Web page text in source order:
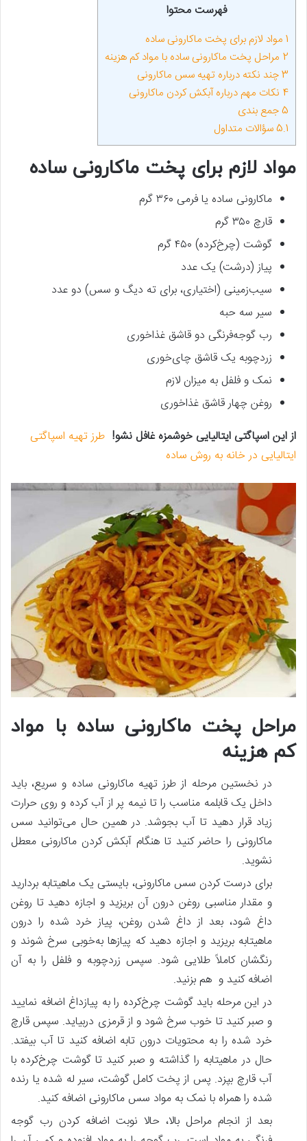
فهرست محتوا
1 مواد لازم برای پخت ماکارونی ساده
2 مراحل پخت ماکارونی ساده با مواد کم هزینه
3چند نکته درباره تهیه سس ماکارونی
4 نکات مهم درباره آبکش کردن ماکارونی
5جمع بندی
5.1سؤالات متداول
مواد لازم برای پخت ماکارونی ساده
ماکارونی ساده یا فرمی ۳۶۰ گرم
قارچ ۳۵۰ گرم
گوشت (چرخ‌کرده) ۴۵۰ گرم
پیاز (درشت) یک عدد
سیب‌زمینی (اختیاری، برای ته دیگ و سس) دو عدد
سیر سه حبه
رب گوجه‌فرنگی دو قاشق غذاخوری
زردچوبه یک قاشق چای‌خوری
نمک و فلفل به میزان لازم
روغن چهار قاشق غذاخوری
از این اسپاگتی ایتالیایی خوشمزه غافل نشو! طرز تهیه اسپاگتی
ایتالیایی در خانه به روش ساده
مراحل پخت ماکارونی ساده با مواد
کم هزینه
در نخستین مرحله از طرز تهیه ماکارونی ساده و سریع، باید
داخل یک قابلمه مناسب را تا نیمه پر از آب کرده و روی حرارت
زیاد قرار دهید تا آب بجوشد. در همین حال می‌توانید سس
ماکارونی را حاضر کنید تا هنگام آبکش کردن ماکارونی معطل
نشوید.
برای درست کردن سس ماکارونی، بایستی یک ماهیتابه بردارید
و مقدار مناسبی روغن درون آن بریزید و اجازه دهید تا روغن
داغ شود، بعد از داغ شدن روغن، پیاز خرد شده را درون
ماهیتابه بریزید و اجازه دهید که پیازها به‌خوبی سرخ شوند و
رنگشان کاملاً طلایی شود. سپس زردچوبه و فلفل را به آن
اضافه کنید و هم بزنید.
در این مرحله باید گوشت چرخ‌کرده را به پیازداغ اضافه نمایید
و صبر کنید تا خوب سرخ شود و از قرمزی دربیاید. سپس قارچ
خرد شده را به محتویات درون تابه اضافه کنید تا آب بیفتد.
حال در ماهیتابه را گذاشته و صبر کنید تا گوشت چرخ‌کرده با
آب قارچ بپزد. پس از پخت کامل گوشت، سیر له شده یا رنده
شده را همراه با نمک به مواد سس ماکارونی اضافه کنید.
بعد از انجام مراحل بالا، حالا نوبت اضافه کردن رب گوجه